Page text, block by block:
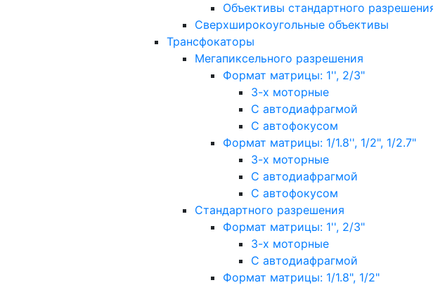
Объективы стандартного
Сверхширокоугольные объективы
Трансфокаторы
Мегапиксельного разрешения
Формат матрицы: 1'', 2/3"
3-х моторные
С автодиафрагмой
С автофокусом
Формат матрицы: 1/1.8'', 1/2", 1/2.7"
3-х моторные
С автодиафрагмой
С автофокусом
Стандартного разрешения
Формат матрицы: 1'', 2/3"
3-х моторные
С автодиафрагмой
Формат матрицы: 1/1.8", 1/2"